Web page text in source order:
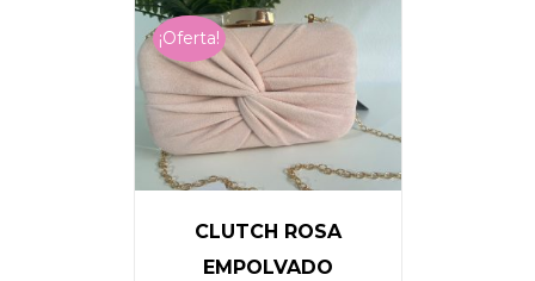
SELECCIONAR OPCIONES
/
DETALLES
¡Oferta!
CLUTCH ROSA
EMPOLVADO